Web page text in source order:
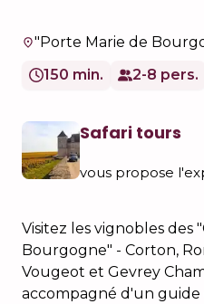
150 min.
2-8 pers.
Safari tours
vous propose
Visitez les vignobles des
Bourgogne" - Corton,
Vougeot et Gevrey
accompagné d'un guide